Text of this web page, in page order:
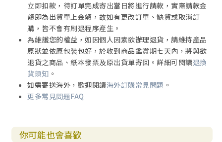
立即扣款，待訂單完成寄出當日將進行請款，實際請款金
額即為出貨單上金額，故如有更改訂單、缺貨或取消訂
購，皆不會有刷退程序產生。
為維護您的權益，如因個人因素欲辦理退貨，請維持產品
原狀並依原包裝包好，於收到商品鑑賞期七天內，將與欲
退貨之商品、紙本發票及原出貨單寄回。詳細可閱讀退換
貨須知 。
如需寄送海外，歡迎閱讀海外訂購常見問題 。
更多常見問題FAQ
你可能也會喜歡